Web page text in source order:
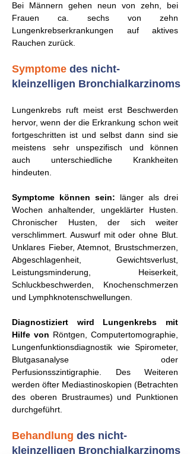
Bei Männern gehen neun von zehn, bei
Frauen ca. sechs von zehn
Lungenkrebserkrankungen auf aktives
Rauchen zurück.
Symptome des nicht-
kleinzelligen Bronchialkarzinoms
Lungenkrebs ruft meist erst Beschwerden
hervor, wenn der die Erkrankung schon weit
fortgeschritten ist und selbst dann sind sie
meistens sehr unspezifisch und können
auch unterschiedliche Krankheiten
hindeuten.
Symptome können sein: länger als drei
Wochen anhaltender, ungeklärter Husten.
Chronischer Husten, der sich weiter
verschlimmert. Auswurf mit oder ohne Blut.
Unklares Fieber, Atemnot, Brustschmerzen,
Abgeschlagenheit, Gewichtsverlust,
Leistungsminderung, Heiserkeit,
Schluckbeschwerden, Knochenschmerzen
und Lymphknotenschwellungen.
Diagnostiziert wird Lungenkrebs mit
Hilfe von Röntgen, Computertomographie,
Lungenfunktionsdiagnostik wie Spirometer,
Blutgasanalyse oder
Perfusionsszintigraphie. Des Weiteren
werden öfter Mediastinoskopien (Betrachten
des oberen Brustraumes) und Punktionen
durchgeführt.
Behandlung des nicht-
kleinzelligen Bronchialkarzinoms